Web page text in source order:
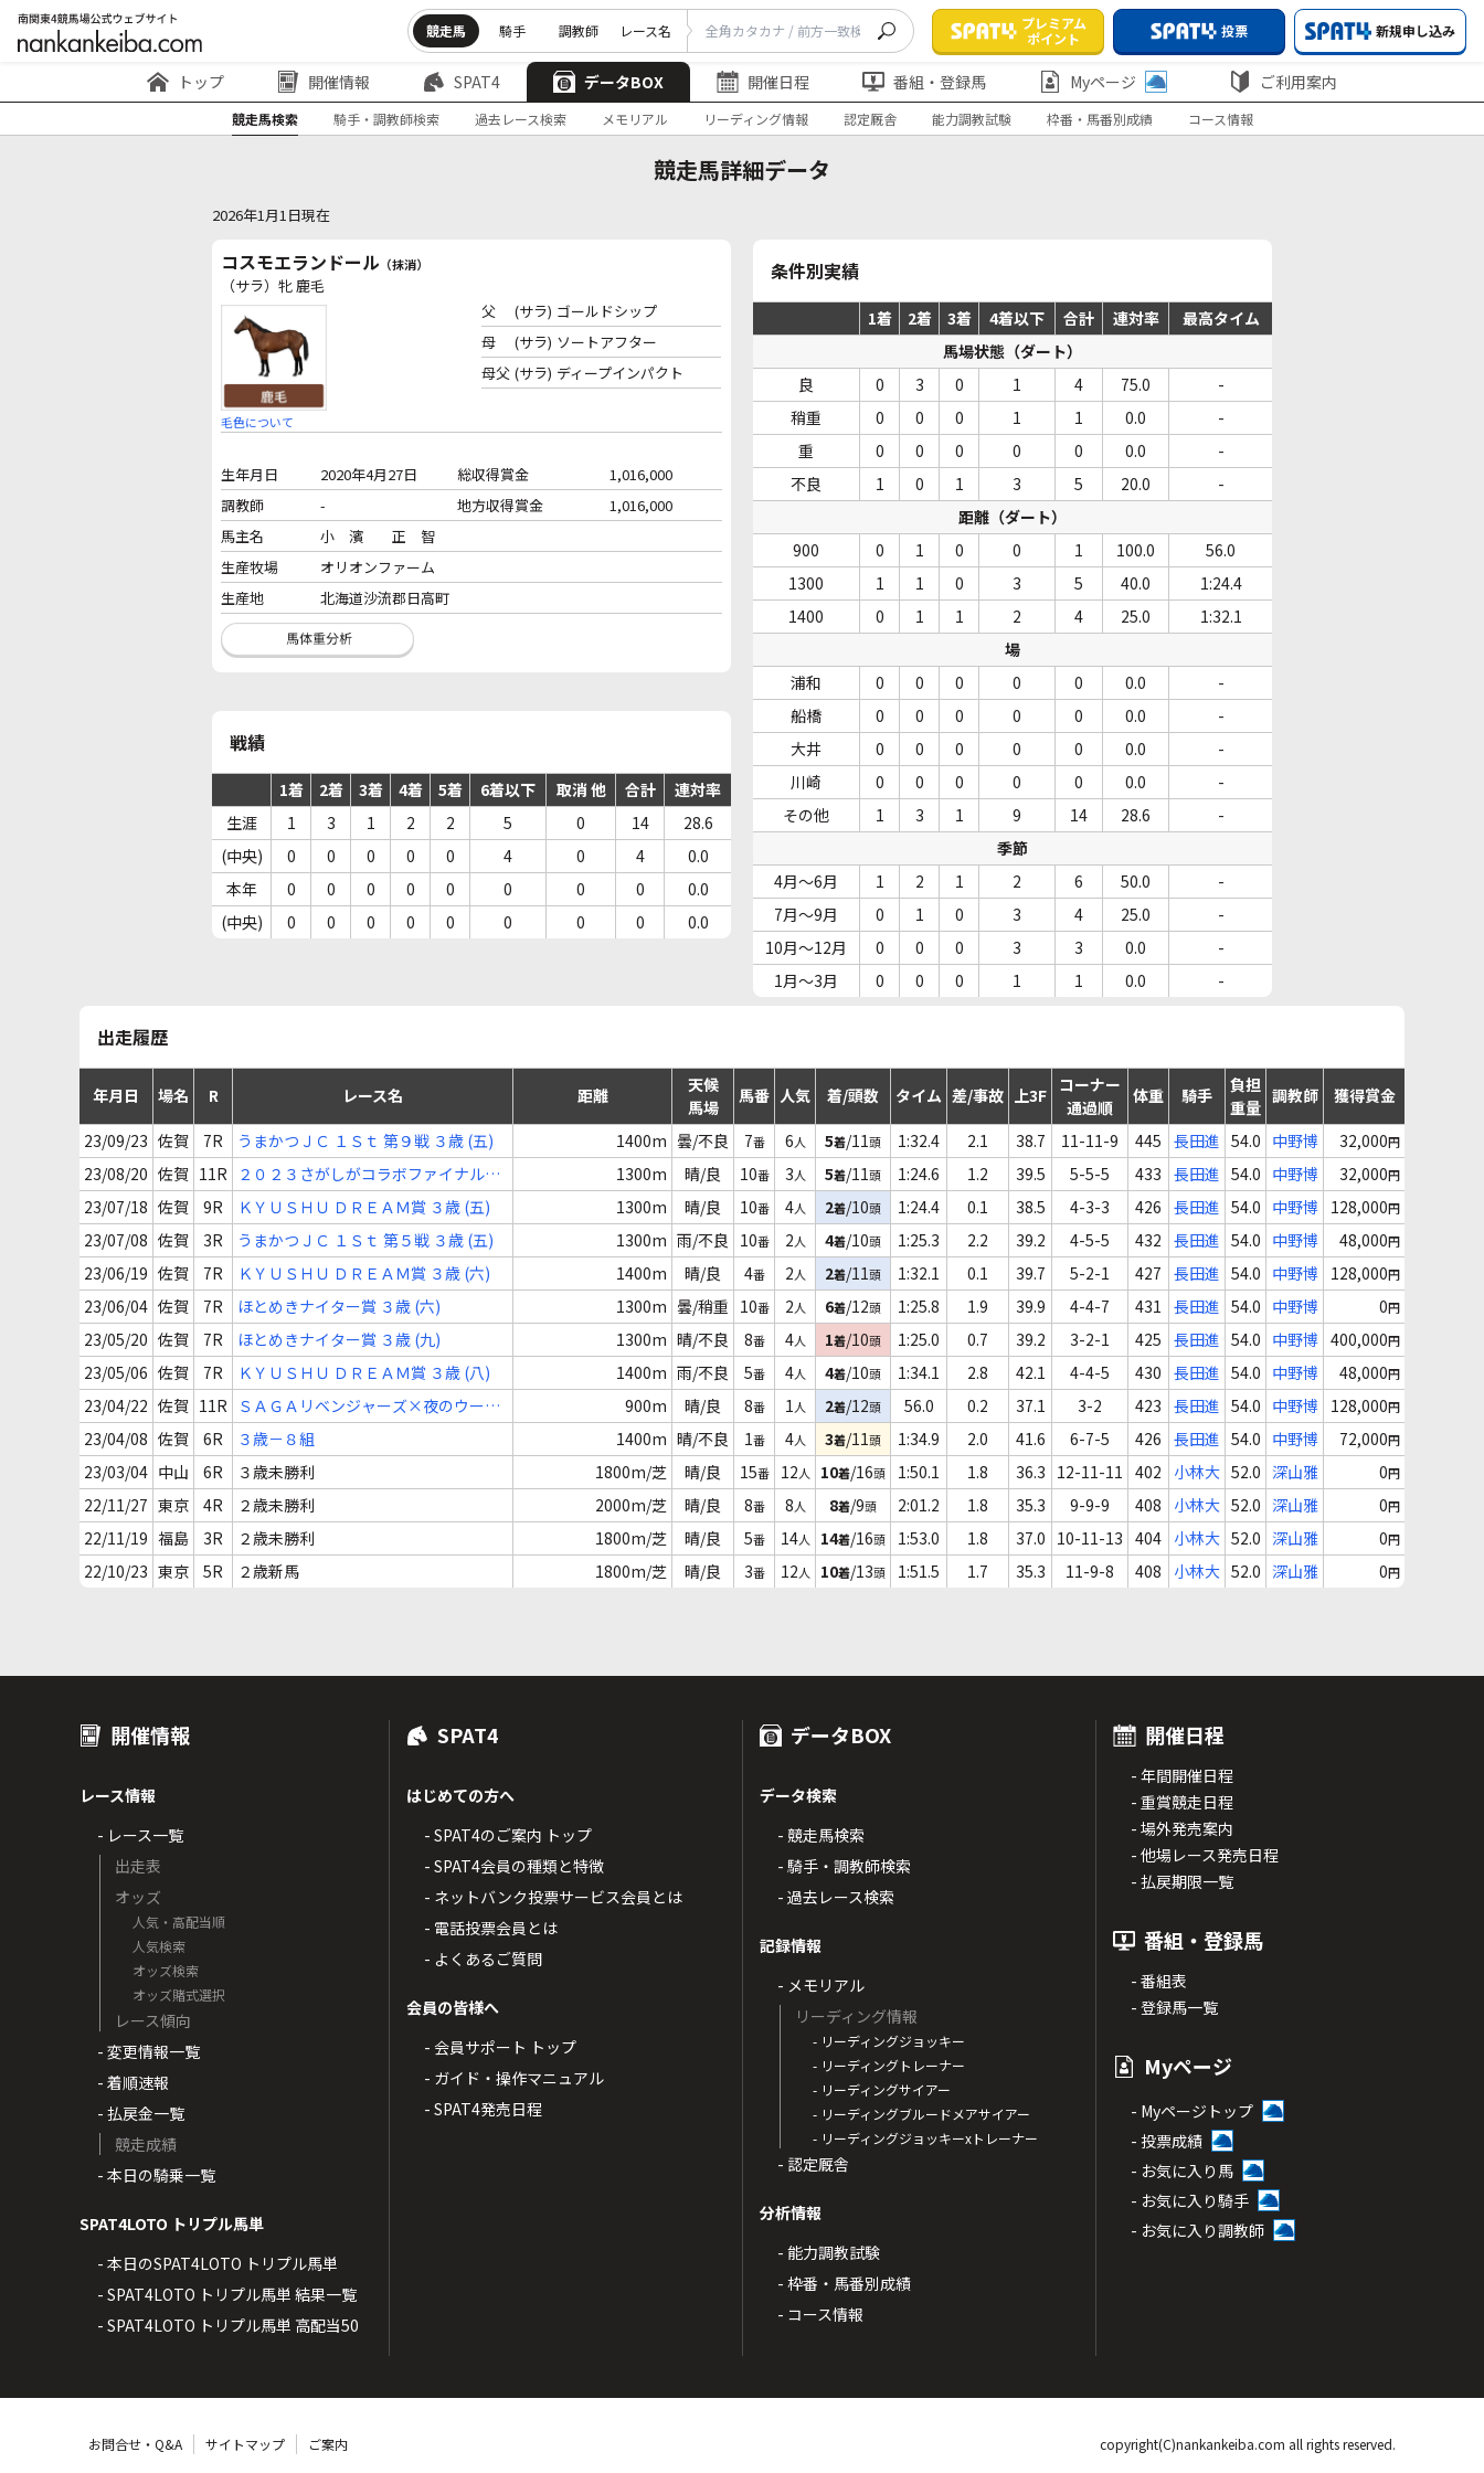
競走馬 騎手 調教師 レース名
プレミアム
ポイント
投票 新規申し込み
トップ 開催情報 SPAT4 データBOX 開催日程 番組・登録馬 Myページ ご利用案内
競走馬検索 騎手・調教師検索 過去レース検索 メモリアル リーディング情報 認定厩舎 能力調教試験 枠番・馬番別成績 コース情報
競走馬詳細データ
2026年1月1日現在
コスモエランドール （抹消）
（サラ）牝 鹿毛
毛色について
父 (サラ) ゴールドシップ
母
(サラ) ソートアフター
母父 (サラ) ディープインパクト
生年月日 2020年4月27日 総収得賞金
1,016,000
調教師
- 地方収得賞金
1,016,000
馬主名
小 濱 正 智
生産牧場
オリオンファーム
生産地
北海道沙流郡日高町
戦績
1着 2着 3着 4着 5着 6着以下 取消 他 合計
連対率
生涯
1 3 1 2 2 5 0 14
28.6
(中央)
0 0 0 0 0 4 0 4
0.0
本年
0 0 0 0 0 0 0 0
0.0
(中央)
0 0 0 0 0 0 0 0 0.0
条件別実績
1着 2着 3着 4着以下 合計 連対率
最高タイム
馬場状態（ダート）
良
0 3 0 1 4 75.0
-
稍重
0 0 0 1 1 0.0
-
重
0 0 0 0 0 0.0
-
不良
1 0 1 3 5 20.0
-
距離（ダート）
900
0 1 0 0 1 100.0
56.0
1300
1 1 0 3 5 40.0
1:24.4
1400
0 1 1 2 4 25.0
1:32.1
場
浦和
0 0 0 0 0 0.0
-
船橋
0 0 0 0 0 0.0
-
大井
0 0 0 0 0 0.0
-
川崎
0 0 0 0 0 0.0
-
その他
1 3 1 9 14 28.6
-
季節
4月～6月
1 2 1 2 6 50.0
-
7月～9月
0 1 0 3 4 25.0
-
10月～12月
0 0 0 3 3 0.0
-
1月～3月
0 0 0 1 1 0.0 -
出走履歴
年月日 場名 R レース名 距離
天候
馬場
馬番 人気 着/頭数 タイム 差/事故 上3F コーナー
通過順
体重 騎手
負担
重量
調教師 獲得賞金
23/09/23 佐賀 7R うまかつＪＣ １Ｓｔ 第９戦 ３歳 (五) 1400m 曇/不良 7番 6人 5着/11頭 1:32.4 2.1 38.7 11-11-9 445 長田進 54.0 中野博 32,000円
23/08/20 佐賀 11R ２０２３さがしがコラボファイナルレ
ース ３歳 (六)
1300m 晴/良 10番 3人 5着/11頭 1:24.6 1.2 39.5 5-5-5 433 長田進 54.0 中野博 32,000円
23/07/18 佐賀 9R ＫＹＵＳＨＵ ＤＲＥＡＭ賞 ３歳 (五) 1300m 晴/良 10番 4人 2着/10頭 1:24.4 0.1 38.5 4-3-3 426 長田進 54.0 中野博 128,000円
23/07/08 佐賀 3R うまかつＪＣ １Ｓｔ 第５戦 ３歳 (五) 1300m 雨/不良 10番 2人 4着/10頭 1:25.3 2.2 39.2 4-5-5 432 長田進 54.0 中野博 48,000円
23/06/19 佐賀 7R ＫＹＵＳＨＵ ＤＲＥＡＭ賞 ３歳 (六) 1400m 晴/良 4番 2人 2着/11頭 1:32.1 0.1 39.7 5-2-1 427 長田進 54.0 中野博 128,000円
23/06/04 佐賀 7R ほとめきナイター賞 ３歳 (六) 1300m 曇/稍重 10番 2人 6着/12頭 1:25.8 1.9 39.9 4-4-7 431 長田進 54.0 中野博 0円
23/05/20 佐賀 7R ほとめきナイター賞 ３歳 (九) 1300m 晴/不良 8番 4人 1着/10頭 1:25.0 0.7 39.2 3-2-1 425 長田進 54.0 中野博 400,000円
23/05/06 佐賀 7R ＫＹＵＳＨＵ ＤＲＥＡＭ賞 ３歳 (八) 1400m 雨/不良 5番 4人 4着/10頭 1:34.1 2.8 42.1 4-4-5 430 長田進 54.0 中野博 48,000円
23/04/22 佐賀 11R ＳＡＧＡリベンジャーズ×夜のウーマ
んチャンス ３歳 (十)
900m 晴/良 8番 1人 2着/12頭 56.0 0.2 37.1 3-2 423 長田進 54.0 中野博 128,000円
23/04/08 佐賀 6R ３歳－８組 1400m 晴/不良 1番 4人 3着/11頭 1:34.9 2.0 41.6 6-7-5 426 長田進 54.0 中野博 72,000円
23/03/04 中山 6R ３歳未勝利 1800m/芝 晴/良 15番 12人 10着/16頭 1:50.1 1.8 36.3 12-11-11 402 小林大 52.0 深山雅 0円
22/11/27 東京 4R ２歳未勝利 2000m/芝 晴/良 8番 8人 8着/9頭 2:01.2 1.8 35.3 9-9-9 408 小林大 52.0 深山雅 0円
22/11/19 福島 3R ２歳未勝利 1800m/芝 晴/良 5番 14人 14着/16頭 1:53.0 1.8 37.0 10-11-13 404 小林大 52.0 深山雅 0円
22/10/23 東京 5R ２歳新馬 1800m/芝 晴/良 3番 12人 10着/13頭 1:51.5 1.7 35.3 11-9-8 408 小林大 52.0 深山雅 0円
開催情報
レース情報
- レース一覧
出走表
オッズ
人気・高配当順
人気検索
オッズ検索
オッズ賭式選択
レース傾向
- 変更情報一覧
- 着順速報
- 払戻金一覧
競走成績
- 本日の騎乗一覧
SPAT4LOTO トリプル馬単
- 本日のSPAT4LOTO トリプル馬単
- SPAT4LOTO トリプル馬単 結果一覧
- SPAT4LOTO トリプル馬単 高配当50
SPAT4
はじめての方へ
- SPAT4のご案内 トップ
- SPAT4会員の種類と特徴
- ネットバンク投票サービス会員とは
- 電話投票会員とは
- よくあるご質問
会員の皆様へ
- 会員サポート トップ
- ガイド・操作マニュアル
- SPAT4発売日程
データBOX
データ検索
- 競走馬検索
- 騎手・調教師検索
- 過去レース検索
記録情報
- メモリアル
リーディング情報
- リーディングジョッキー
- リーディングトレーナー
- リーディングサイアー
- リーディングブルードメアサイアー
- リーディングジョッキーxトレーナー
- 認定厩舎
分析情報
- 能力調教試験
- 枠番・馬番別成績
- コース情報
開催日程
- 年間開催日程
- 重賞競走日程
- 場外発売案内
- 他場レース発売日程
- 払戻期限一覧
番組・登録馬
- 番組表
- 登録馬一覧
Myページ
- Myページトップ
- 投票成績
- お気に入り馬
- お気に入り騎手
- お気に入り調教師
お問合せ・Q&A サイトマップ ご案内 copyright(C)nankankeiba.com all rights reserved.